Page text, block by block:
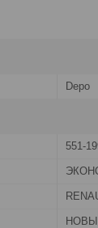
Depo
551-